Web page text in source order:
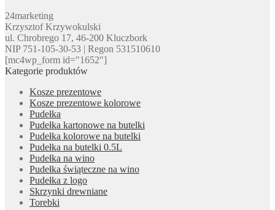
24marketing
Krzysztof Krzywokulski
ul. Chrobrego 17, 46-200 Kluczbork
NIP 751-105-30-53 | Regon 531510610
[mc4wp_form id="1652"]
Kategorie produktów
Kosze prezentowe
Kosze prezentowe kolorowe
Pudełka
Pudełka kartonowe na butelki
Pudełka kolorowe na butelki
Pudełka na butelki 0.5L
Pudełka na wino
Pudełka świąteczne na wino
Pudełka z logo
Skrzynki drewniane
Torebki